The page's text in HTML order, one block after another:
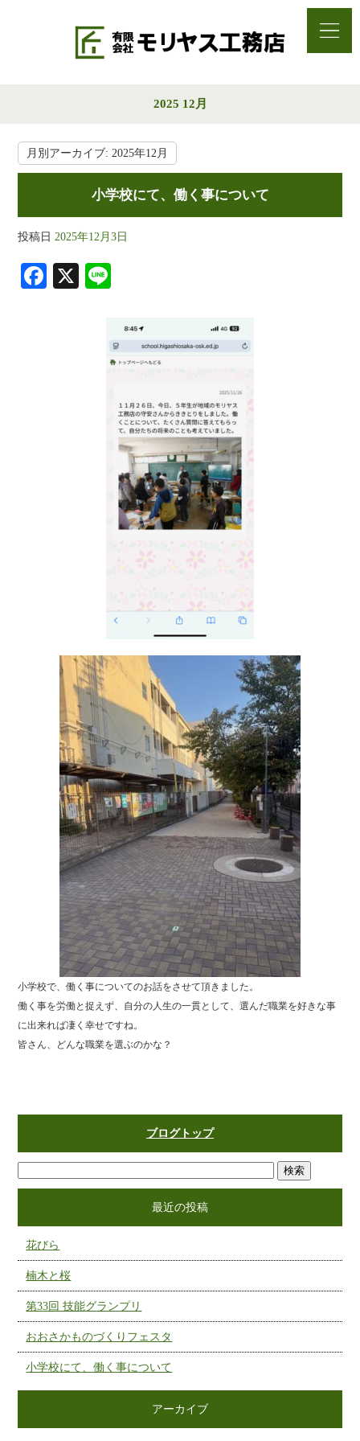
2025 12月
月別アーカイブ:2025年12月
小学校にて、働く事について
投稿日 2025年12月3日
Fa X
小学校で、働く事についてのお話をさせて頂きました。
働く事を労働と捉えず、自分の人生の一貫として、選んだ職業を好きな事
に出来れば凄く幸せですね。
皆さん、どんな職業を選ぶのかな？
ブログトップ
最近の投稿
花びら
楠木と桜
第33回 技能グランプリ
おおさかものづくりフェスタ
小学校にて、働く事について
アーカイブ